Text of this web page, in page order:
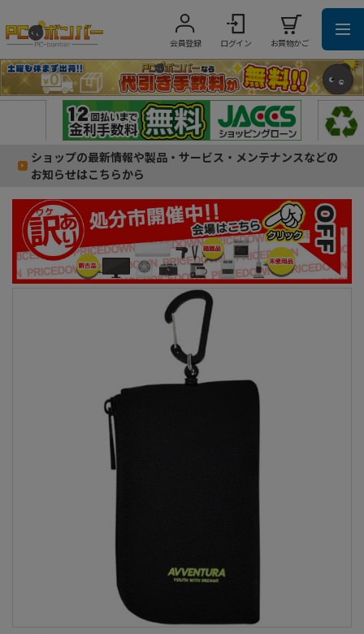
会員登録 ログイン お買物かご
ショップの最新情報や製品・サービス・メンテナンスなどの
お知らせはこちらから